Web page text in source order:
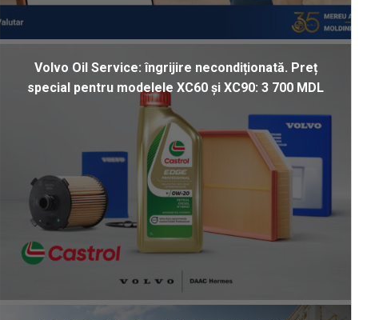
Volvo Oil Service: îngrijire necondiționată. Preț
special pentru modelele XC60 și XC90: 3 700 MDL